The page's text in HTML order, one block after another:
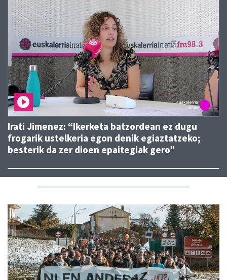
Irati Jimenez: “Ikerketa batzordean ez dugu
frogarik ustelkeria egon denik egiaztatzeko;
besterik da zer dioen epaitegiak gero”